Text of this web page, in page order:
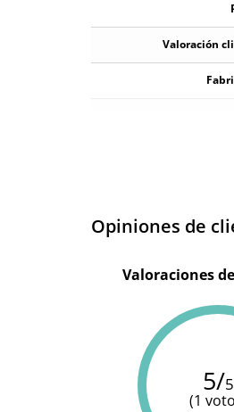
Valoración
Opiniones de
Valoraciones
5/5
(1